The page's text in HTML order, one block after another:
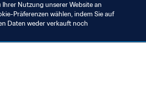
Nutzung unserer Website an
Präferenzen wählen, indem Sie auf
Daten weder verkauft noch